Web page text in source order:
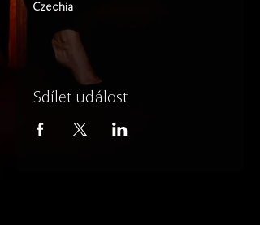
Czechia
Sdílet událost